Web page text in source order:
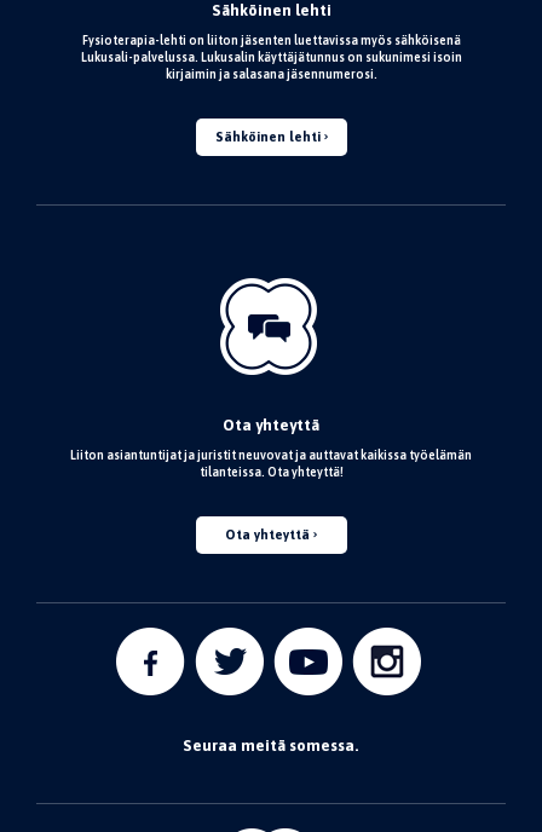
Sähköinen lehti
Fysioterapia-lehti on liiton jäsenten luettavissa myös sähköisenä
Lukusali-palvelussa. Lukusalin käyttäjätunnus on sukunimesi isoin
kirjaimin ja salasana jäsennumerosi.
Sähköinen lehti
Ota yhteyttä
Liiton asiantuntijat ja juristit neuvovat ja auttavat kaikissa työelämän
tilanteissa. Ota yhteyttä!
Ota yhteyttä
Seuraa meitä somessa.